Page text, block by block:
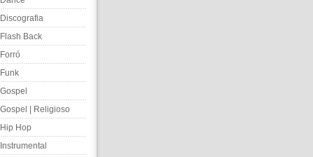
Back
| Religioso
Hop